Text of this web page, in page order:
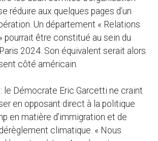
réduire aux quelques pages d’un
Un département « Relations
pourrait être constitué au sein du
2024. Son équivalent serait alors
côté américain.
le Démocrate Eric Garcetti ne craint
en opposant direct à la politique
en matière d’immigration et de
climatique. « Nous